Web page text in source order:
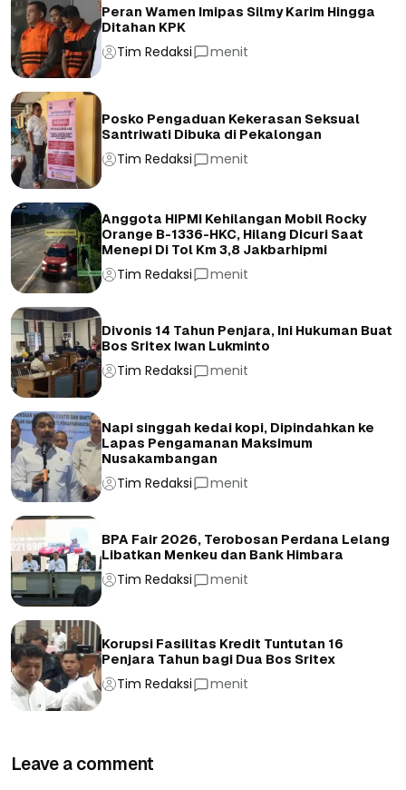
Peran Wamen Imipas Silmy Karim Hingga
Ditahan KPK
Tim Redaksi menit
Posko Pengaduan Kekerasan Seksual
Santriwati Dibuka di Pekalongan
Tim Redaksi menit
Anggota HIPMI Kehilangan Mobil Rocky
Orange B-1336-HKC, Hilang Dicuri Saat
Menepi Di Tol Km 3,8 Jakbarhipmi
Tim Redaksi menit
Divonis 14 Tahun Penjara, Ini Hukuman Buat
Bos Sritex Iwan Lukminto
Tim Redaksi menit
Napi singgah kedai kopi, Dipindahkan ke
Lapas Pengamanan Maksimum
Nusakambangan
Tim Redaksi menit
BPA Fair 2026, Terobosan Perdana Lelang
Libatkan Menkeu dan Bank Himbara
Tim Redaksi menit
Korupsi Fasilitas Kredit Tuntutan 16
Penjara Tahun bagi Dua Bos Sritex
Tim Redaksi menit
Leave a comment